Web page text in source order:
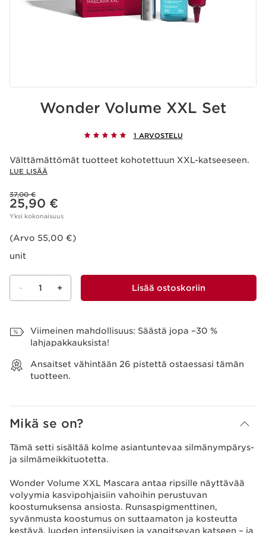
Wonder Volume XXL Set
1 ARVOSTELU
Välttämättömät tuotteet kohotettuun XXL-katseeseen.
LUE LISÄÄ
Aikaisempi hinta 37,00 €
37,00 €
Nykyinen hinta 25,90 €
25,90 €
Yksi kokonaisuus
(Arvo 55,00 €)
unit
- 1 + Lisää ostoskoriin
Viimeinen mahdollisuus: Säästä jopa –30 %
lahjapakkauksista!
Ansaitset vähintään 26 pistettä ostaessasi tämän
tuotteen.
Mikä se on?
Tämä setti sisältää kolme asiantuntevaa silmänympärys-
ja silmämeikkituotetta.
Wonder Volume XXL Mascara antaa ripsille näyttävää
volyymia kasvipohjaisiin vahoihin perustuvan
koostumuksensa ansiosta. Runsaspigmenttinen,
syvänmusta koostumus on suttaamaton ja kosteutta
kestävä, luoden intensiivisen ja vangitsevan katseen – ja